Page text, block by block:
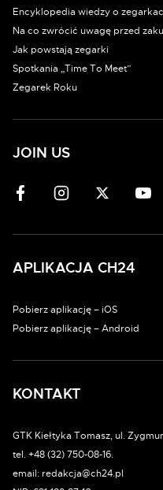
Encyklopedia wiedzy o
Na co zwrócić uwagę przed
Jak powstają zegarki
Spotkania „Time To Meet”
Zegarek Roku
JOIN US
APLIKACJA CH24
Pobierz aplikację – iOS
Pobierz aplikację – Android
KONTAKT
GTK Kiełtyka Tomasz, ul.
tel. +48 (32) 750-08-16.
email: redakcja@ch24.pl